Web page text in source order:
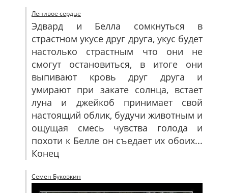
Ленивое сердце
Эдвард и Белла сомкнуться в
страстном укусе друг друга, укус будет
настолько страстным что они не
смогут остановиться, в итоге они
выпивают кровь друг друга и
умирают при закате солнца, встает
луна и джейкоб принимает свой
настоящий облик, будучи животным и
ощущая смесь чувства голода и
похоти к Белле он съедает их обоих...
Конец
Семен Буковкин